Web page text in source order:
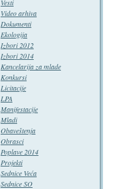
Vesti
Video arhiva
Dokumenti
Ekologija
Izbori 2012
Izbori 2014
Kancelarija za mlade
Konkursi
Licitacije
LPA
Manifestacije
Mladi
Obaveštenja
Obrasci
Poplave 2014
Projekti
Sednice Veća
Sednice SO